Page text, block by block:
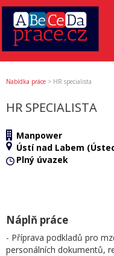
Nabídka práce > HR specialista
HR SPECIALISTA
Manpower
Ústí nad Labem
Plný úvazek
Náplň práce
- Příprava podkladů pro
personálních dokumentů,